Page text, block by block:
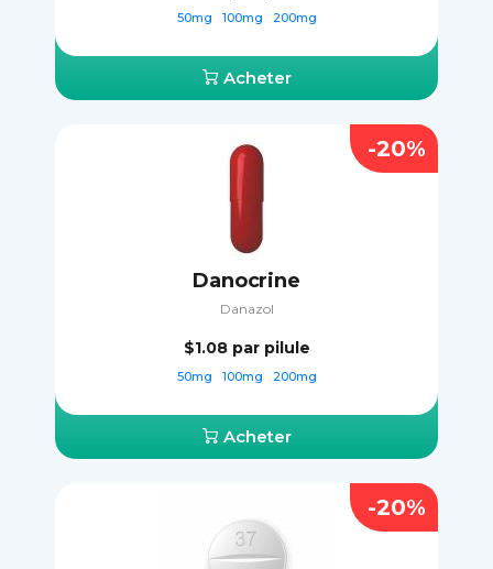
50mg 100mg 200mg
Acheter
Danocrine
Danazol
$1.08 par pilule
50mg 100mg 200mg
Acheter
-20%
-20%